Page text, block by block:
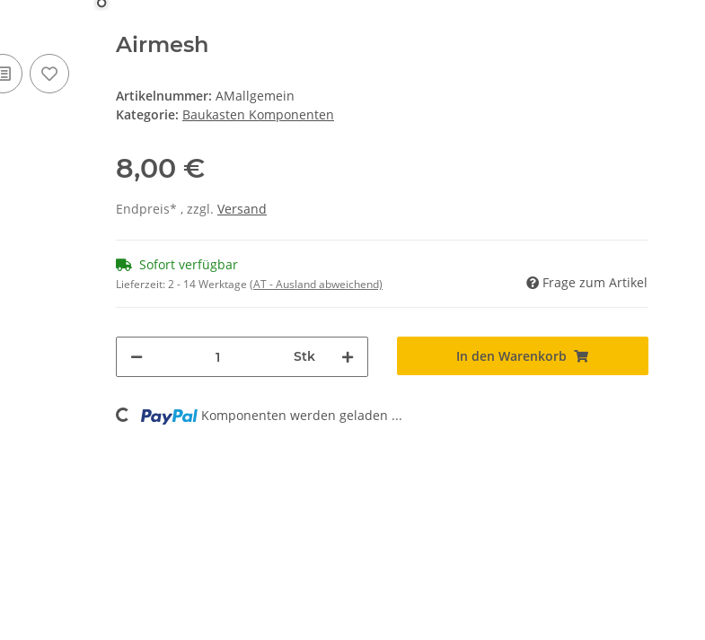
Airmesh
Artikelnummer: AMallgemein
Kategorie: Baukasten Komponenten
8,00 €
Endpreis* , zzgl. Versand
Sofort verfügbar
Lieferzeit:2 - 14 Werktage (AT - Ausland abweichend) Frage zum Artikel
Stk In den Warenkorb
Loading... Komponenten werden geladen ...